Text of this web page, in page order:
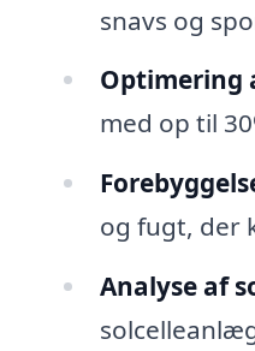
snavs og
Optimering
med op til
og fugt, der
Analyse af